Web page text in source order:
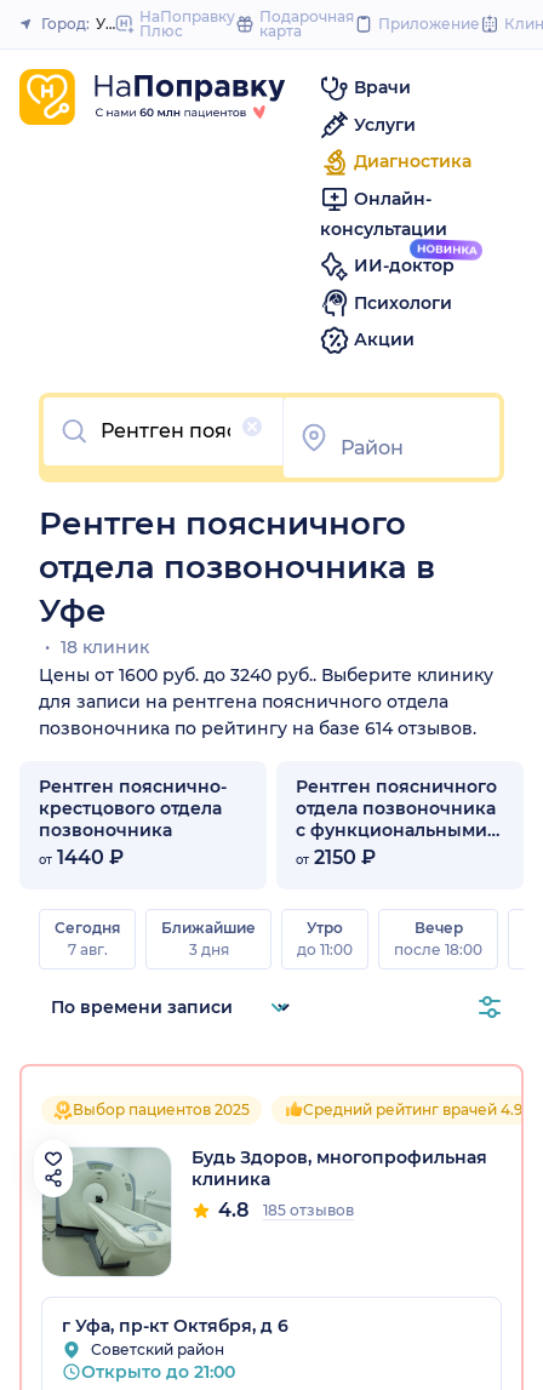
to
Закрыть
Город: Уфа
НаПоправку
Плюс
Подарочная
карта
Приложение
Врачи
Услуги
Диагностика
Онлайн-
консультации
ИИ-доктор
Психологи
Акции
Очистить
Рентген поясничного
отдела позвоночника в
Уфе
18 клиник
Цены от 1600 руб. до 3240 руб.. Выберите клинику
для записи на рентгена поясничного отдела
позвоночника по рейтингу на базе 614 отзывов.
Рентген пояснично-
крестцового отдела
позвоночника
от 1440 ₽
Рентген поясничного
отдела позвоночника
с функциональными
пробами
от 2150 ₽
Сегодня
7 авг.
Ближайшие
3 дня
Утро
до 11:00
Вечер
после 18:00
Выбор пациентов 2025 Средний рейтинг врачей 4.9
Будь Здоров, многопрофильная
клиника
4.8 185 отзывов
г Уфа, пр-кт Октября, д 6
Советский район
Открыто до 21:00